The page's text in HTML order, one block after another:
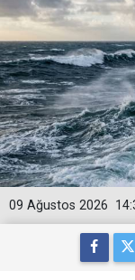
09 Ağustos 2026